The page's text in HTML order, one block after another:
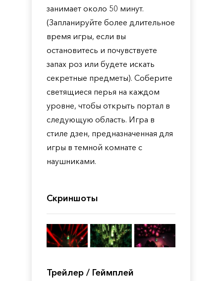
занимает около 50 минут.
(Запланируйте более длительное
время игры, если вы
остановитесь и почувствуете
запах роз или будете искать
секретные предметы). Соберите
светящиеся перья на каждом
уровне, чтобы открыть портал в
следующую область. Игра в
стиле дзен, предназначенная для
игры в темной комнате с
наушниками.
Скриншоты
Трейлер / Геймплей